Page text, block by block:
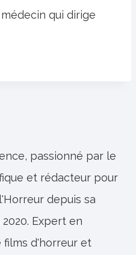
qui dirige
passionné par le
et rédacteur pour
depuis sa
Expert en
films d'horreur et